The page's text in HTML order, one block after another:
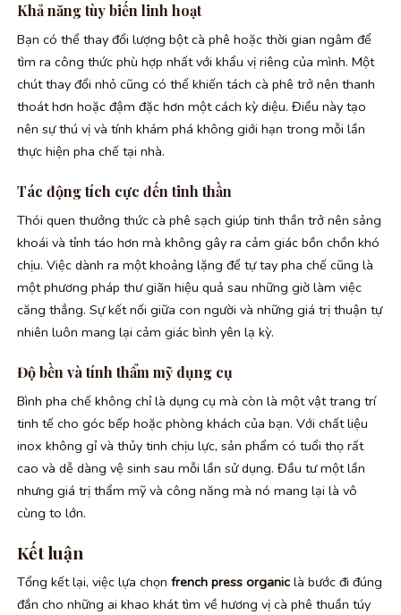
Khả năng tùy biến linh hoạt
Bạn có thể thay đổi lượng bột cà phê hoặc thời gian ngâm để
tìm ra công thức phù hợp nhất với khẩu vị riêng của mình. Một
chút thay đổi nhỏ cũng có thể khiến tách cà phê trở nên thanh
thoát hơn hoặc đậm đặc hơn một cách kỳ diệu. Điều này tạo
nên sự thú vị và tính khám phá không giới hạn trong mỗi lần
thực hiện pha chế tại nhà.
Tác động tích cực đến tinh thần
Thói quen thưởng thức cà phê sạch giúp tinh thần trở nên sảng
khoái và tỉnh táo hơn mà không gây ra cảm giác bồn chồn khó
chịu. Việc dành ra một khoảng lặng để tự tay pha chế cũng là
một phương pháp thư giãn hiệu quả sau những giờ làm việc
căng thẳng. Sự kết nối giữa con người và những giá trị thuận tự
nhiên luôn mang lại cảm giác bình yên lạ kỳ.
Độ bền và tính thẩm mỹ dụng cụ
Bình pha chế không chỉ là dụng cụ mà còn là một vật trang trí
tinh tế cho góc bếp hoặc phòng khách của bạn. Với chất liệu
inox không gỉ và thủy tinh chịu lực, sản phẩm có tuổi thọ rất
cao và dễ dàng vệ sinh sau mỗi lần sử dụng. Đầu tư một lần
nhưng giá trị thẩm mỹ và công năng mà nó mang lại là vô
cùng to lớn.
Kết luận
Tổng kết lại, việc lựa chọn french press organic là bước đi đúng
đắn cho những ai khao khát tìm về hương vị cà phê thuần túy